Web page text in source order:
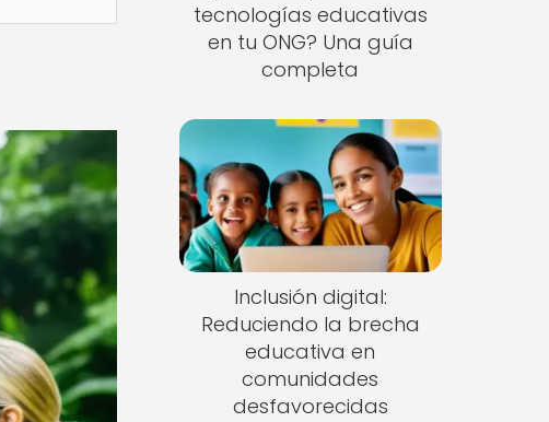
tecnologías educativas
en tu ONG? Una guía
completa
Inclusión digital:
Reduciendo la brecha
educativa en
comunidades
desfavorecidas